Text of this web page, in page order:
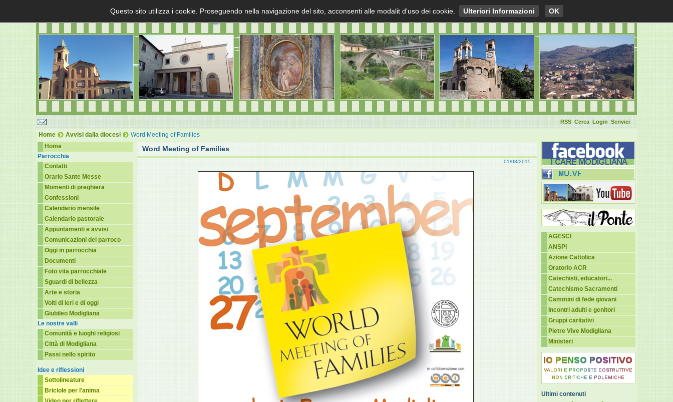
Scrivici
Login
Cerca
RSS
Home Avvisi dalla diocesi
Word Meeting of Families
Home
Parrocchia
Contatti
Orario Sante Messe
Momenti di preghiera
Confessioni
Calendario mensile
Calendario pastorale
Appuntamenti e avvisi
Comunicazioni del parroco
Oggi in parrocchia
Documenti
Foto vita parrocchiale
Sguardi di bellezza
Arte e storia
Volti di ieri e di oggi
Giubileo Modigliana
Le nostre valli
Comunità e luoghi religiosi
Città di Modigliana
Passi nello spirito
Idee e riflessioni
Sottolineature
Briciole per l'anima
Word Meeting of Families
01/08/2015
AGESCI
ANSPI
Azione Cattolica
Oratorio ACR
Catechisti, educatori...
Catechismo Sacramenti
Cammini di fede giovani
Incontri adulti e genitori
Gruppi caritativi
Pietre Vive Modigliana
Ministeri
Ultimi contenuti
Questo sito utilizza i cookie. Proseguendo nella navigazione del sito, acconsenti alle modalit d'uso dei cookie. Ulteriori Informazioni OK